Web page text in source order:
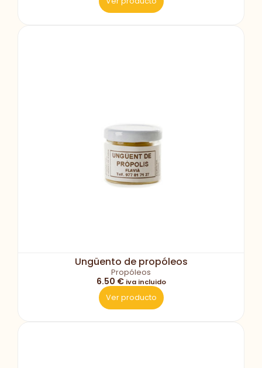
Ungüento de propóleos
Propóleos
6.50 € iva incluido
Ver producto